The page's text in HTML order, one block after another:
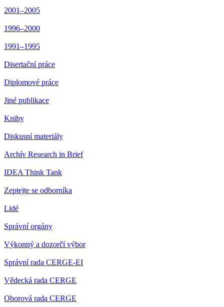
2001–2005
1996–2000
1991–1995
Disertační práce
Diplomové práce
Jiné publikace
Knihy
Diskusní materiály
Archív Research in Brief
IDEA Think Tank
Zeptejte se odborníka
Lidé
Správní orgány
Výkonný a dozorčí výbor
Správní rada CERGE-EI
Vědecká rada CERGE
Oborová rada CERGE